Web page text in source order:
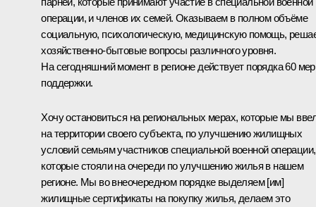
операции, и членов их семей. Оказываем в полном объёме
социальную, психологическую, медицинскую помощь,
хозяйственно-бытовые вопросы различного уровня.
На сегодняшний момент в регионе действует порядка 60 мер
поддержки.
Хочу остановиться на региональных мерах, которые мы
на территории своего субъекта, по улучшению жилищных
условий семьям участников специальной военной операции,
которые стояли на очереди по улучшению жилья в нашем
регионе. Мы во внеочередном порядке выделяем [им]
жилищные сертификаты на покупку жилья, делаем это